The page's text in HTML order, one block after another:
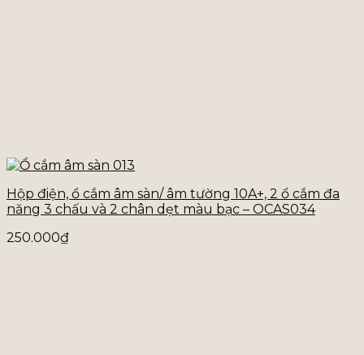
Hộp điện, ổ cắm âm sàn/ âm tường 10A+, 2 ổ cắm đa
năng 3 chấu và 2 chân dẹt màu bạc – OCAS034
250.000₫